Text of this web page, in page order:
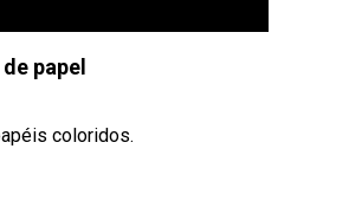
papel
coloridos.